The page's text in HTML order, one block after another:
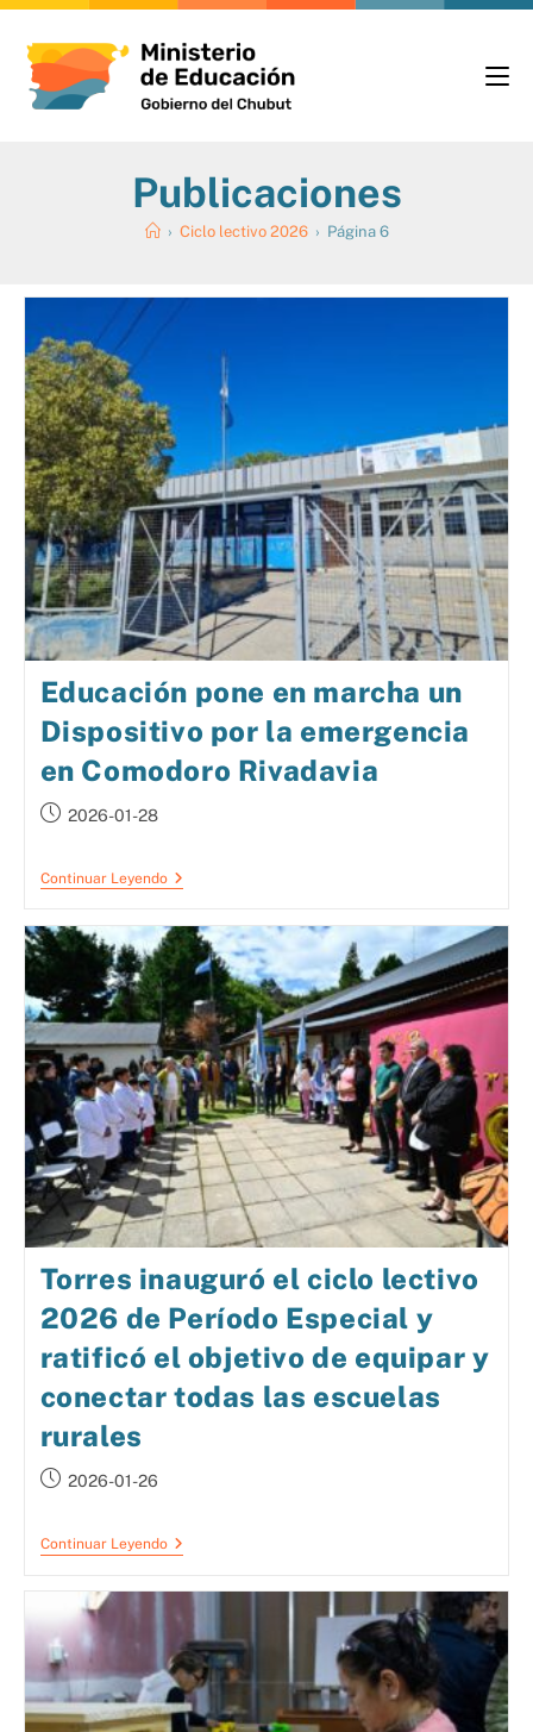
Publicaciones
› Ciclo lectivo 2026 › Página 6
Educación pone en marcha un
Dispositivo por la emergencia
en Comodoro Rivadavia
2026-01-28
Continuar Leyendo
Torres inauguró el ciclo lectivo
2026 de Período Especial y
ratificó el objetivo de equipar y
conectar todas las escuelas
rurales
2026-01-26
Continuar Leyendo